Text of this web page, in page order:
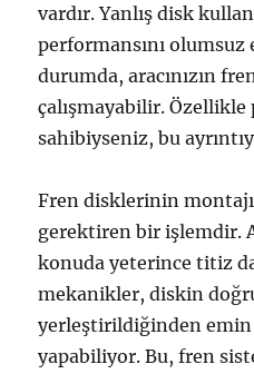
vardır. Yanlış disk
performansını
durumda, aracınızın
çalışmayabilir. Özellikle
sahibiyseniz, bu
Fren disklerinin
gerektiren bir işlemdir.
konuda yeterince titiz
mekanikler, diskin
yerleştirildiğinden
yapabiliyor. Bu, fren